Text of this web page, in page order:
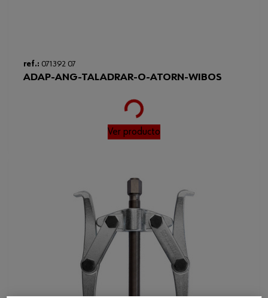
ref.: 071392 07
ADAP-ANG-TALADRAR-O-ATORN-WIBOS
Loading...
Ver producto